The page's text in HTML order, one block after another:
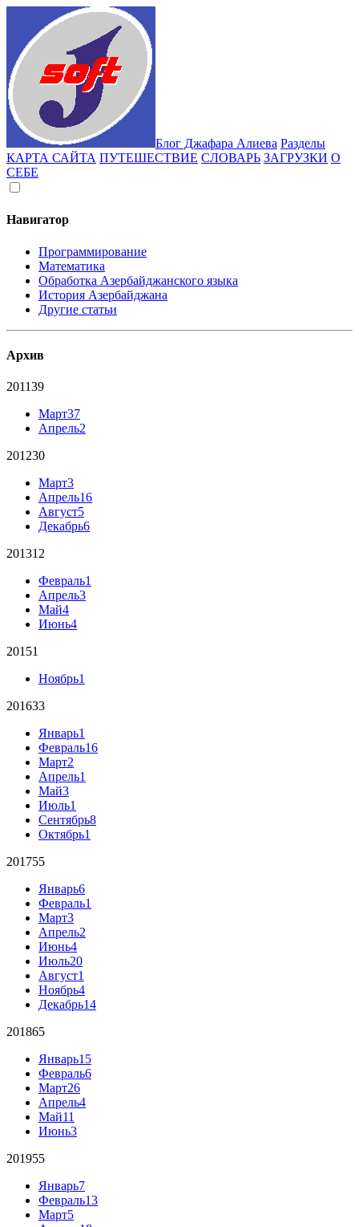
Блог Джафара Алиева Разделы
КАРТА САЙТА ПУТЕШЕСТВИЕ СЛОВАРЬ ЗАГРУЗКИ О
СЕБЕ
Навигатор
Программирование
Математика
Обработка Азербайджанского языка
История Азербайджана
Другие статьи
Архив
201139
Март37
Апрель2
201230
Март3
Апрель16
Август5
Декабрь6
201312
Февраль1
Апрель3
Май4
Июнь4
20151
Ноябрь1
201633
Январь1
Февраль16
Март2
Апрель1
Май3
Июль1
Сентябрь8
Октябрь1
201755
Январь6
Февраль1
Март3
Апрель2
Июнь4
Июль20
Август1
Ноябрь4
Декабрь14
201865
Январь15
Февраль6
Март26
Апрель4
Май11
Июнь3
201955
Январь7
Февраль13
Март5